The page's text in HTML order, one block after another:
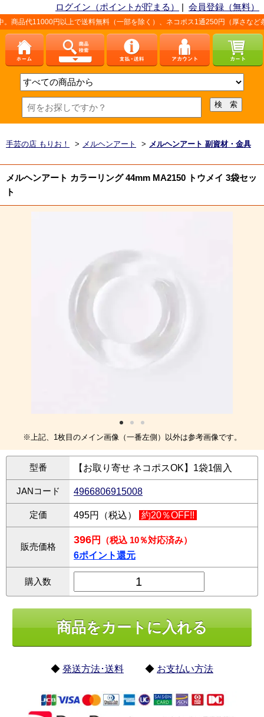
ログイン（ポイントが貯まる） | 会員登録（無料）
円以上で送料無料（一部を除く）、ネコポス1通250円（厚さなど条件あり）
手芸の店 もりお！ > メルヘンアート > メルヘンアート 副資材・金具
メルヘンアート カラーリング 44mm MA2150 トウメイ 3袋セッ
ト
※上記、1枚目のメイン画像（一番左側）以外は参考画像です。
型番 【お取り寄せ ネコポスOK】1袋1個入
JANコード 4966806915008
定価 495円（税込） 約20％OFF!!
販売価格
396円
（税込 10％対応済み）
6ポイント還元
購入数
◆ 発送方法･送料 ◆ お支払い方法